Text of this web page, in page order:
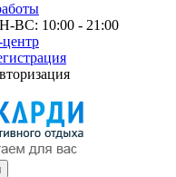
ВС: 10:00 - 21:00